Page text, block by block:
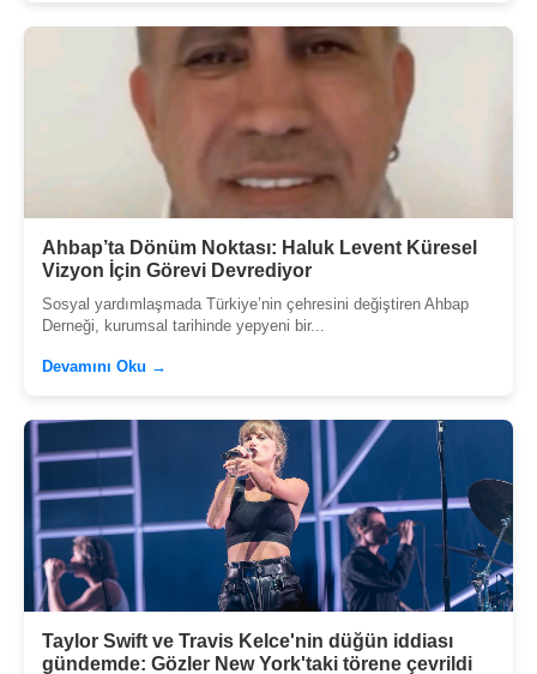
Ahbap’ta Dönüm Noktası: Haluk Levent Küresel
Vizyon İçin Görevi Devrediyor
Sosyal yardımlaşmada Türkiye’nin çehresini değiştiren Ahbap
Derneği, kurumsal tarihinde yepyeni bir...
Devamını Oku →
Taylor Swift ve Travis Kelce'nin düğün iddiası
gündemde: Gözler New York'taki törene çevrildi